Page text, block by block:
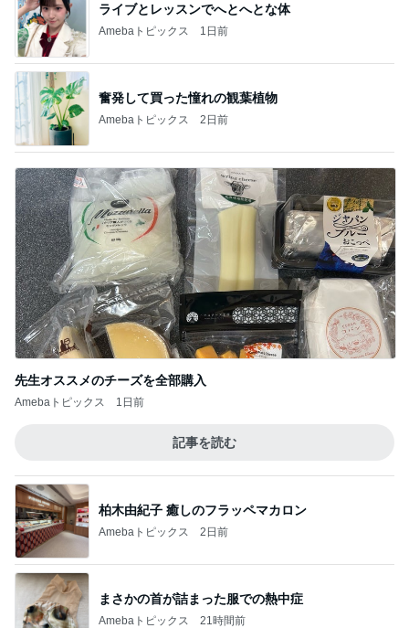
ライブとレッスンでへとへとな体
Amebaトピックス 1日前
奮発して買った憧れの観葉植物
Amebaトピックス 2日前
先生オススメのチーズを全部購入
Amebaトピックス 1日前
記事を読む
柏木由紀子 癒しのフラッペマカロン
Amebaトピックス 2日前
まさかの首が詰まった服での熱中症
Amebaトピックス 21時間前